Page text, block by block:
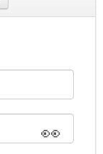
👀